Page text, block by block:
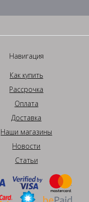
Навигация
Как купить
Рассрочка
Оплата
Доставка
Наши магазины
Новости
Статьи